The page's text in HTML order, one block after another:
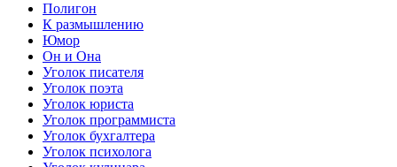
Полигон
К размышлению
Юмор
Он и Она
Уголок писателя
Уголок поэта
Уголок юриста
Уголок программиста
Уголок бухгалтера
Уголок психолога